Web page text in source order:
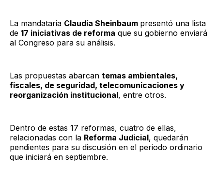
La mandataria Claudia Sheinbaum presentó una lista
de 17 iniciativas de reforma que su gobierno enviará
al Congreso para su análisis.
Las propuestas abarcan temas ambientales,
fiscales, de seguridad, telecomunicaciones y
reorganización institucional, entre otros.
Dentro de estas 17 reformas, cuatro de ellas,
relacionadas con la Reforma Judicial, quedarán
pendientes para su discusión en el periodo ordinario
que iniciará en septiembre.